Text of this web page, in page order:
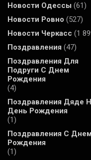
Новости Одессы (61)
Новости Ровно (527)
Новости Черкасс (1
Поздравления (47)
Поздравления Для
Подруги С Днем
Рождения
(4)
Поздравления Дяде
День Рождения
(1)
Поздравления С Днем
Рождения
(1)